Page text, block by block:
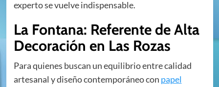
experto se vuelve indispensable.
La Fontana: Referente de Alta
Decoración en Las Rozas
Para quienes buscan un equilibrio entre calidad
artesanal y diseño contemporáneo con papel